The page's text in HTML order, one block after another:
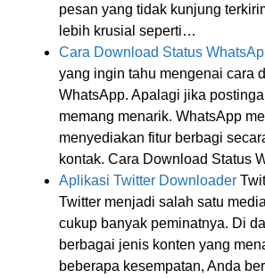
pesan yang tidak kunjung
lebih krusial seperti…
Cara Download Status
yang ingin tahu mengenai cara
WhatsApp. Apalagi jika
memang menarik. WhatsApp
menyediakan fitur berbagi
kontak. Cara Download Status
Aplikasi Twitter Downloader
Twitter menjadi salah satu
cukup banyak peminatnya. Di
berbagai jenis konten yang
beberapa kesempatan, Anda